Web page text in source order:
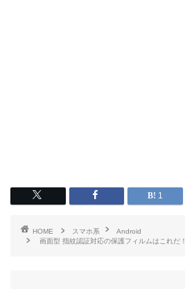
1
HOME スマホ系
Android
画面型 指紋認証対応の保護フィルムはこれだ！